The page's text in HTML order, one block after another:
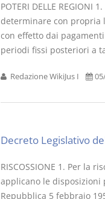
POTERI DELLE
determinare con
con effetto dai
periodi fissi posteriori a
Redazione WikiJus I
Decreto Legislativo
RISCOSSIONE 1. Per la
applicano le disposizioni
Repubblica 5 febbraio